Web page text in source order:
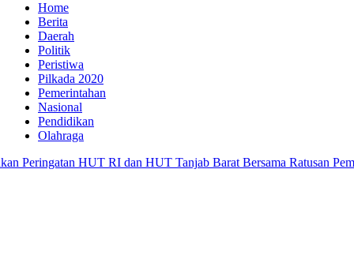
Home
Berita
Daerah
Politik
Peristiwa
Pilkada 2020
Pemerintahan
Nasional
Pendidikan
Olahraga
HUT RI dan HUT Tanjab Barat Bersama Ratusan